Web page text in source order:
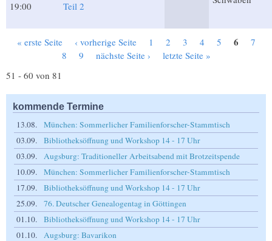
19:00
Teil 2
Seiten
« erste Seite ‹ vorherige Seite 1 2 3 4 5 6
7
8
9 nächste Seite ›
letzte Seite »
51 - 60 von 81
kommende Termine
13.08.
München: Sommerlicher Familienforscher-Stammtisch
03.09.
Bibliotheksöffnung und Workshop 14 - 17 Uhr
03.09.
Augsburg: Traditioneller Arbeitsabend mit Brotzeitspende
10.09.
München: Sommerlicher Familienforscher-Stammtisch
17.09.
Bibliotheksöffnung und Workshop 14 - 17 Uhr
25.09.
76. Deutscher Genealogentag in Göttingen
01.10.
Bibliotheksöffnung und Workshop 14 - 17 Uhr
01.10.
Augsburg: Bavarikon